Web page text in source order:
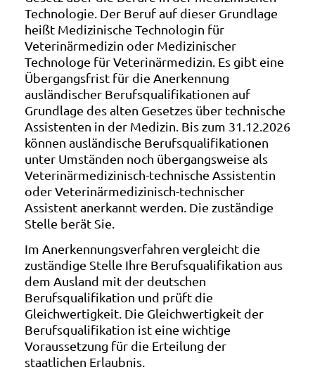
Technologie. Der Beruf auf dieser Grundlage
heißt Medizinische Technologin für
Veterinärmedizin oder Medizinischer
Technologe für Veterinärmedizin. Es gibt eine
Übergangsfrist für die Anerkennung
ausländischer Berufsqualifikationen auf
Grundlage des alten Gesetzes über technische
Assistenten in der Medizin. Bis zum 31.12.2026
können ausländische Berufsqualifikationen
unter Umständen noch übergangsweise als
Veterinärmedizinisch-technische Assistentin
oder Veterinärmedizinisch-technischer
Assistent anerkannt werden. Die zuständige
Stelle berät Sie.
Im Anerkennungsverfahren vergleicht die
zuständige Stelle Ihre Berufsqualifikation aus
dem Ausland mit der deutschen
Berufsqualifikation und prüft die
Gleichwertigkeit. Die Gleichwertigkeit der
Berufsqualifikation ist eine wichtige
Voraussetzung für die Erteilung der
staatlichen Erlaubnis.